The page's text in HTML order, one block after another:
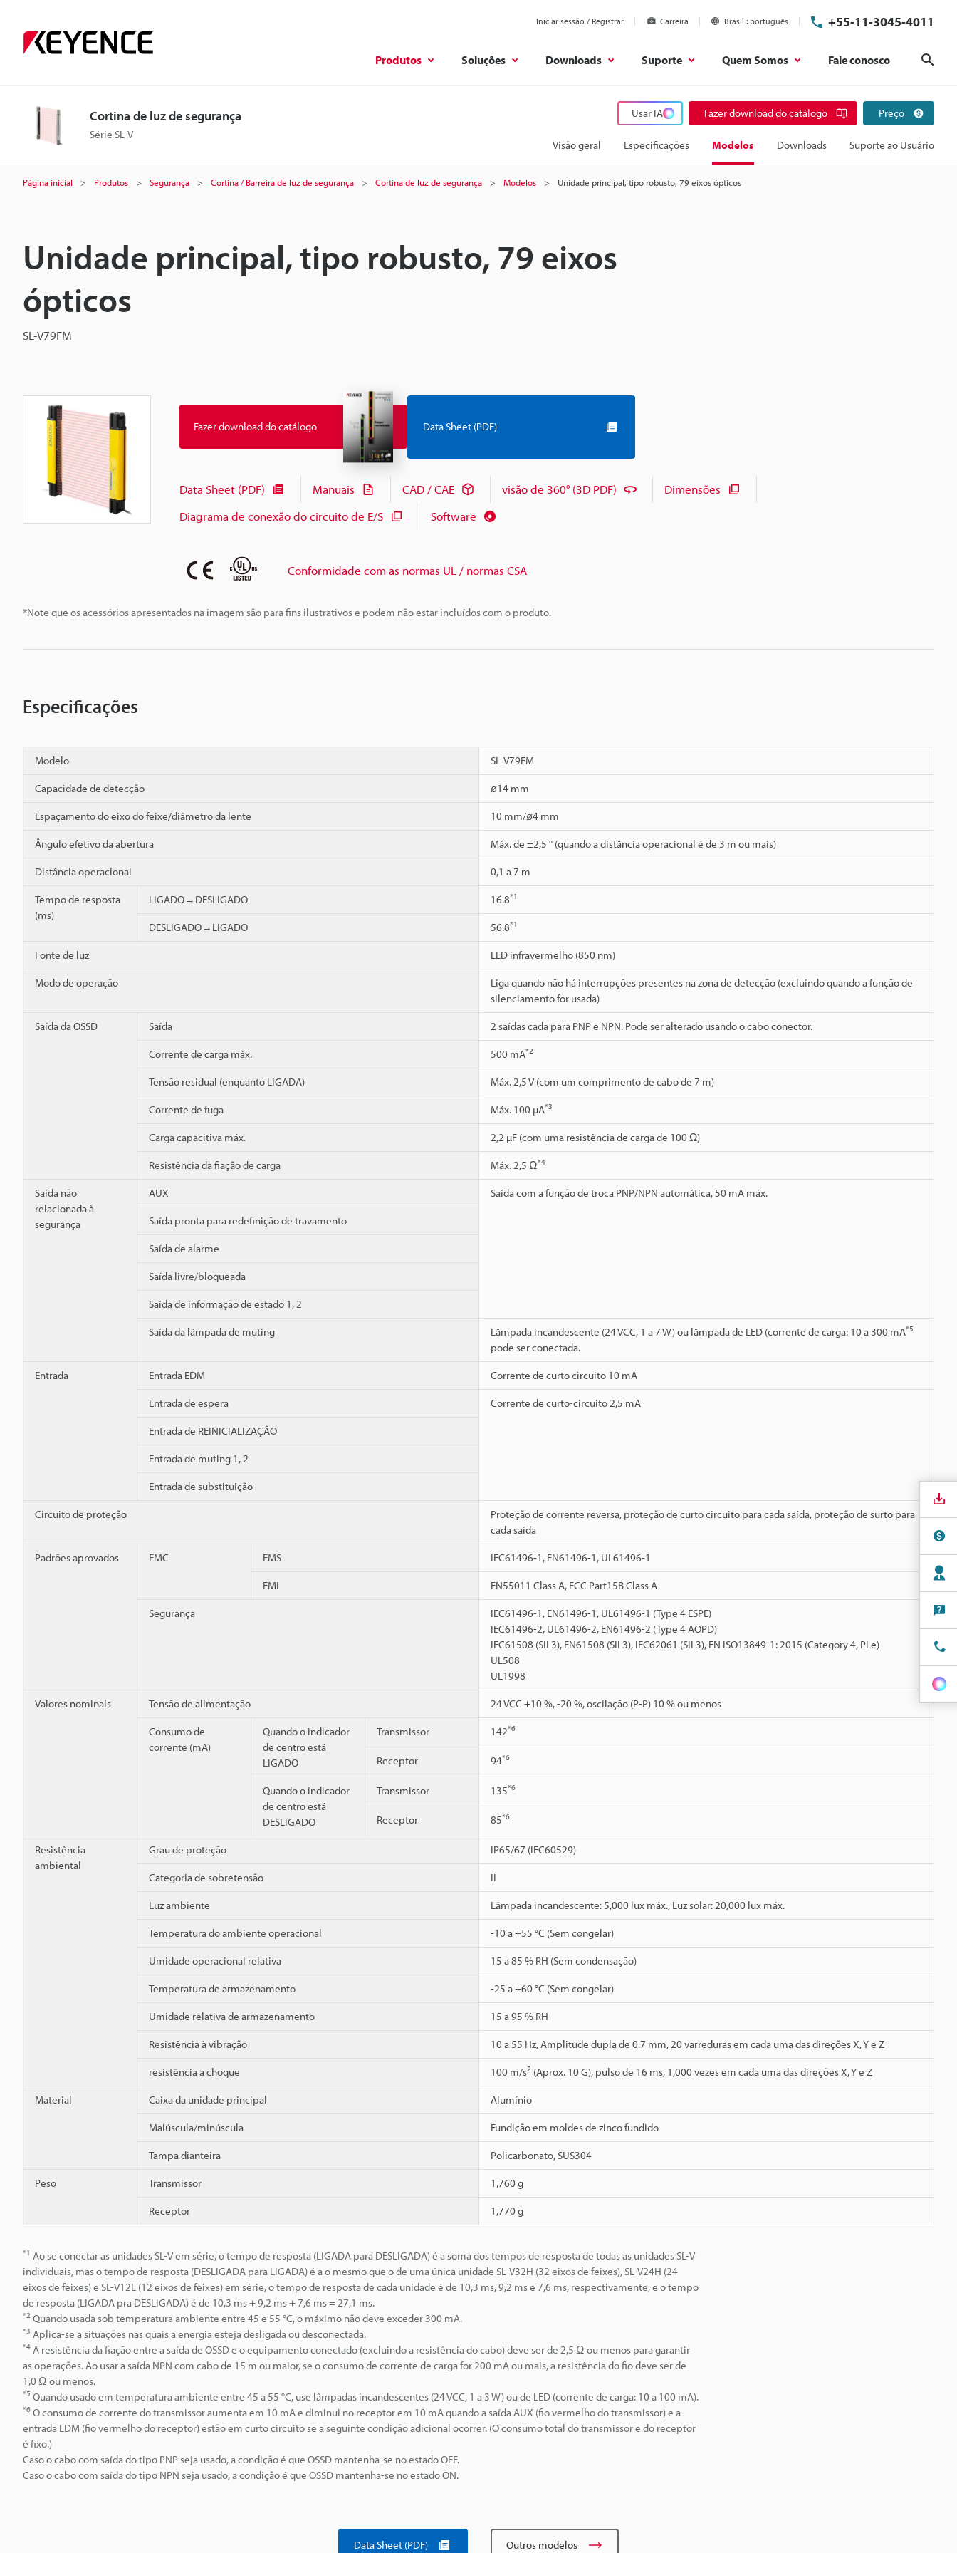
Iniciar sessão / Registrar Carreira Brasil português +55-11-3045-4011
Produtos Soluções Downloads Suporte Quem Somos Fale conosco
Cortina de luz de segurança
Série SL-V
Usar IA Fazer download do catálogo Preço
Visão geral Especificações Modelos Downloads Suporte ao Usuário
Página inicial Produtos Segurança Cortina / Barreira de luz de segurança Cortina de luz de segurança Modelos Unidade principal, tipo robusto, 79 eixos ópticos
Unidade principal, tipo robusto, 79 eixos
ópticos
SL-V79FM
*Note que os acessórios apresentados na imagem são para fins ilustrativos e podem não estar incluídos com o produto.
Fazer download do catálogo Data Sheet (PDF)
Data Sheet (PDF) Manuais CAD / CAE visão de 360° (3D PDF)
Dimensões
Diagrama de conexão do circuito de E/S
Software
Conformidade com as normas UL / normas CSA
Especificações
Modelo SL-V79FM
Capacidade de detecção ø14 mm
Espaçamento do eixo do feixe/diâmetro da lente 10 mm/ø4 mm
Ângulo efetivo da abertura Máx. de ±2,5 ° (quando a distância operacional é de 3 m ou mais)
Distância operacional 0,1 a 7 m
Tempo de resposta
(ms)
LIGADO→DESLIGADO 16.8*1
DESLIGADO→LIGADO 56.8*1
Fonte de luz LED infravermelho (850 nm)
Modo de operação
Liga quando não há interrupções presentes na zona de detecção (excluindo quando a função de
silenciamento for usada)
Saída da OSSD Saída 2 saídas cada para PNP e NPN. Pode ser alterado usando o cabo conector.
Corrente de carga máx. 500 mA*2
Tensão residual (enquanto LIGADA) Máx. 2,5 V (com um comprimento de cabo de 7 m)
Corrente de fuga Máx. 100 µA*3
Carga capacitiva máx. 2,2 µF (com uma resistência de carga de 100 Ω)
Resistência da fiação de carga Máx. 2,5 Ω*4
Saída não
relacionada à
segurança
AUX Saída com a função de troca PNP/NPN automática, 50 mA máx.
Saída pronta para redefinição de travamento
Saída de alarme
Saída livre/bloqueada
Saída de informação de estado 1, 2
Saída da lâmpada de muting Lâmpada incandescente (24 VCC, 1 a 7 W) ou lâmpada de LED (corrente de carga: 10 a 300 mA*5
pode ser conectada.
Entrada Entrada EDM Corrente de curto circuito 10 mA
Entrada de espera Corrente de curto-circuito 2,5 mA
Entrada de REINICIALIZAÇÃO
Entrada de muting 1, 2
Entrada de substituição
Circuito de proteção
Proteção de corrente reversa, proteção de curto circuito para cada saída, proteção de surto para
cada saída
Padrões aprovados EMC EMS IEC61496-1, EN61496-1, UL61496-1
EMI EN55011 Class A, FCC Part15B Class A
Segurança
IEC61496-1, EN61496-1, UL61496-1 (Type 4 ESPE)
IEC61496-2, UL61496-2, EN61496-2 (Type 4 AOPD)
IEC61508 (SIL3), EN61508 (SIL3), IEC62061 (SIL3), EN ISO13849-1: 2015 (Category 4, PLe)
UL508
UL1998
Valores nominais Tensão de alimentação 24 VCC +10 %, -20 %, oscilação (P-P) 10 % ou menos
Consumo de
corrente (mA)
Quando o indicador
de centro está
LIGADO
Transmissor 142*6
Receptor 94*6
Quando o indicador
de centro está
DESLIGADO
Transmissor 135*6
Receptor 85*6
Resistência
ambiental
Grau de proteção IP65/67 (IEC60529)
Categoria de sobretensão II
Luz ambiente Lâmpada incandescente: 5,000 lux máx., Luz solar: 20,000 lux máx.
Temperatura do ambiente operacional -10 a +55 °C (Sem congelar)
Umidade operacional relativa 15 a 85 % RH (Sem condensação)
Temperatura de armazenamento -25 a +60 °C (Sem congelar)
Umidade relativa de armazenamento 15 a 95 % RH
Resistência à vibração 10 a 55 Hz, Amplitude dupla de 0.7 mm, 20 varreduras em cada uma das direções X, Y e Z
resistência a choque 100 m/s2 (Aprox. 10 G), pulso de 16 ms, 1,000 vezes em cada uma das direções X, Y e Z
Material Caixa da unidade principal Alumínio
Maiúscula/minúscula Fundição em moldes de zinco fundido
Tampa dianteira Policarbonato, SUS304
Peso Transmissor 1,760 g
Receptor 1,770 g
*1 Ao se conectar as unidades SL-V em série, o tempo de resposta (LIGADA para DESLIGADA) é a soma dos tempos de resposta de todas as unidades SL-V
individuais, mas o tempo de resposta (DESLIGADA para LIGADA) é a o mesmo que o de uma única unidade SL-V32H (32 eixos de feixes), SL-V24H (24
eixos de feixes) e SL-V12L (12 eixos de feixes) em série, o tempo de resposta de cada unidade é de 10,3 ms, 9,2 ms e 7,6 ms, respectivamente, e o tempo
de resposta (LIGADA pra DESLIGADA) é de 10,3 ms + 9,2 ms + 7,6 ms = 27,1 ms.
*2 Quando usada sob temperatura ambiente entre 45 e 55 °C, o máximo não deve exceder 300 mA.
*3 Aplica-se a situações nas quais a energia esteja desligada ou desconectada.
*4 A resistência da fiação entre a saída de OSSD e o equipamento conectado (excluindo a resistência do cabo) deve ser de 2,5 Ω ou menos para garantir
as operações. Ao usar a saída NPN com cabo de 15 m ou maior, se o consumo de corrente de carga for 200 mA ou mais, a resistência do fio deve ser de
1,0 Ω ou menos.
*5 Quando usado em temperatura ambiente entre 45 a 55 °C, use lâmpadas incandescentes (24 VCC, 1 a 3 W) ou de LED (corrente de carga: 10 a 100 mA).
*6 O consumo de corrente do transmissor aumenta em 10 mA e diminui no receptor em 10 mA quando a saída AUX (fio vermelho do transmissor) e a
entrada EDM (fio vermelho do receptor) estão em curto circuito se a seguinte condição adicional ocorrer. (O consumo total do transmissor e do receptor
é fixo.)
Caso o cabo com saída do tipo PNP seja usado, a condição é que OSSD mantenha-se no estado OFF.
Caso o cabo com saída do tipo NPN seja usado, a condição é que OSSD mantenha-se no estado ON.
Data Sheet (PDF) Outros modelos